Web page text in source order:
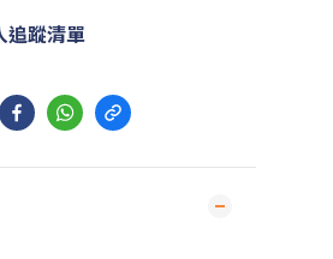
追蹤清單